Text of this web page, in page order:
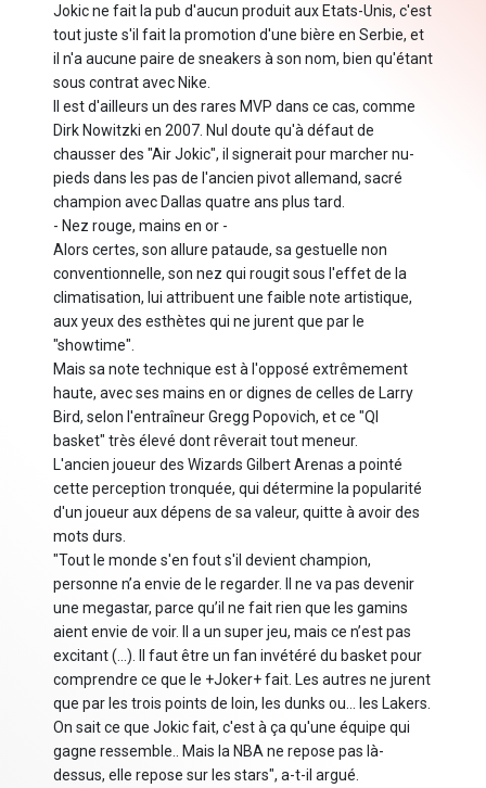
Jokic ne fait la pub d'aucun produit aux Etats-Unis, c'est
tout juste s'il fait la promotion d'une bière en Serbie, et
il n'a aucune paire de sneakers à son nom, bien qu'étant
sous contrat avec Nike.
Il est d'ailleurs un des rares MVP dans ce cas, comme
Dirk Nowitzki en 2007. Nul doute qu'à défaut de
chausser des "Air Jokic", il signerait pour marcher nu-
pieds dans les pas de l'ancien pivot allemand, sacré
champion avec Dallas quatre ans plus tard.
- Nez rouge, mains en or -
Alors certes, son allure pataude, sa gestuelle non
conventionnelle, son nez qui rougit sous l'effet de la
climatisation, lui attribuent une faible note artistique,
aux yeux des esthètes qui ne jurent que par le
"showtime".
Mais sa note technique est à l'opposé extrêmement
haute, avec ses mains en or dignes de celles de Larry
Bird, selon l'entraîneur Gregg Popovich, et ce "QI
basket" très élevé dont rêverait tout meneur.
L'ancien joueur des Wizards Gilbert Arenas a pointé
cette perception tronquée, qui détermine la popularité
d'un joueur aux dépens de sa valeur, quitte à avoir des
mots durs.
"Tout le monde s'en fout s'il devient champion,
personne n’a envie de le regarder. Il ne va pas devenir
une megastar, parce qu’il ne fait rien que les gamins
aient envie de voir. Il a un super jeu, mais ce n’est pas
excitant (...). Il faut être un fan invétéré du basket pour
comprendre ce que le +Joker+ fait. Les autres ne jurent
que par les trois points de loin, les dunks ou... les Lakers.
On sait ce que Jokic fait, c'est à ça qu'une équipe qui
gagne ressemble.. Mais la NBA ne repose pas là-
dessus, elle repose sur les stars", a-t-il argué.